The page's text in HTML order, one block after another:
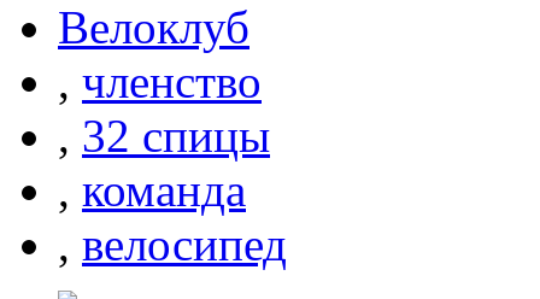
Велоклуб
, членство
, 32 спицы
, команда
, велосипед